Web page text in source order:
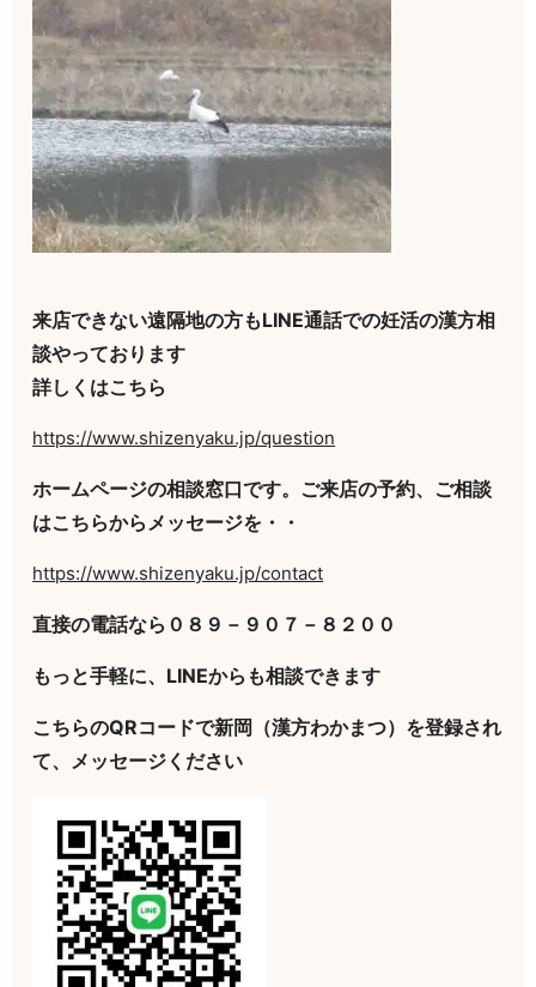
来店できない遠隔地の方もLINE通話での妊活の漢方相
談やっております
詳しくはこちら
https://www.shizenyaku.jp/question
ホームページの相談窓口です。ご来店の予約、ご相談
はこちらからメッセージを・・
https://www.shizenyaku.jp/contact
直接の電話なら０８９－９０７－８２００
もっと手軽に、LINEからも相談できます
こちらのQRコードで新岡（漢方わかまつ）を登録され
て、メッセージください